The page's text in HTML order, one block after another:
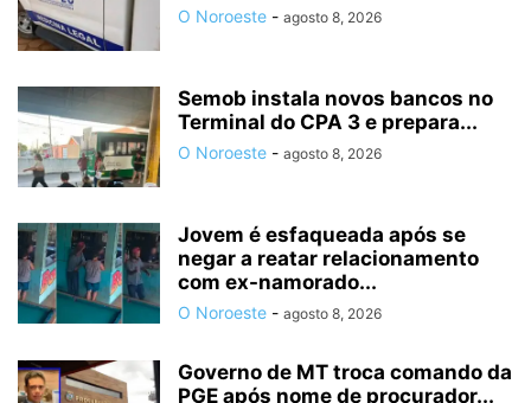
O Noroeste - agosto 8, 2026
Semob instala novos bancos no
Terminal do CPA 3 e prepara...
O Noroeste - agosto 8, 2026
Jovem é esfaqueada após se
negar a reatar relacionamento
com ex-namorado...
O Noroeste - agosto 8, 2026
Governo de MT troca comando da
PGE após nome de procurador...